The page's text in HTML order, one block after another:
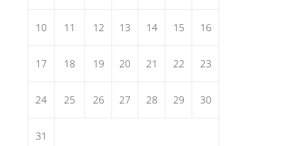
10 11 12 13 14 15 16
17 18 19 20 21 22 23
24 25 26 27 28 29 30
31